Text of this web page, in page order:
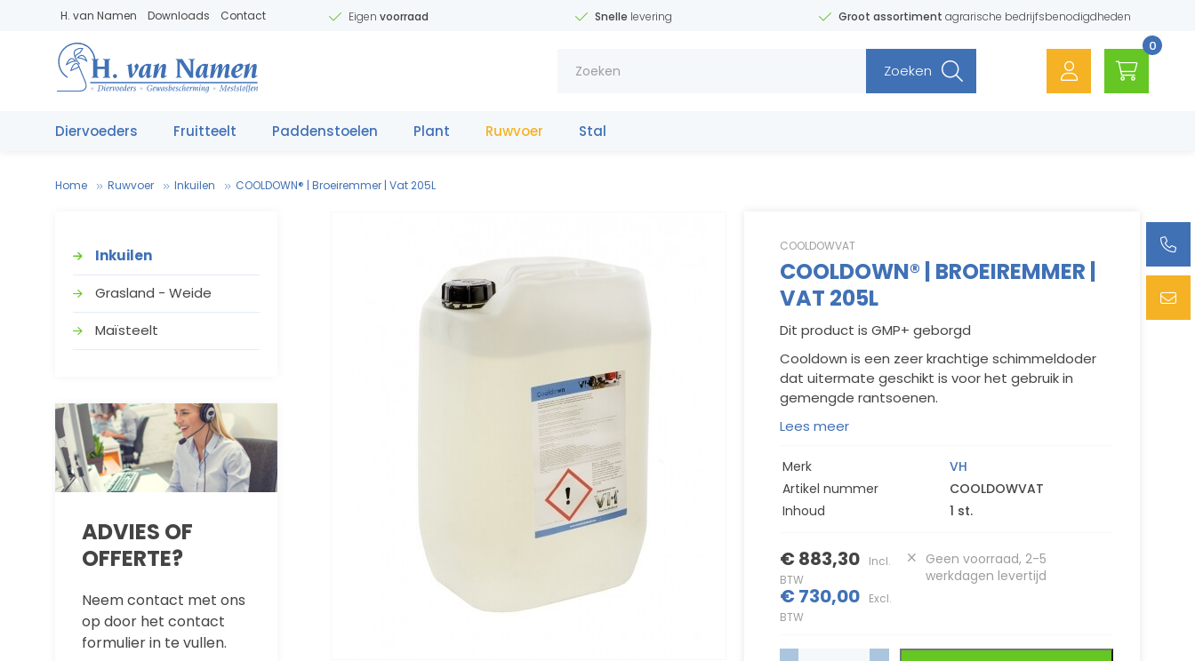
11
Meststo
V
.
31(0)653342 111
H. van Namen Downloads Contact Eigen voorraad Snelle levering Groot assortiment agrarische bedrijfsbenodigdheden
0
Zoeken
Diervoeders Fruitteelt Paddenstoelen Plant Ruwvoer Stal
Home Ruwvoer Inkuilen COOLDOWN® | Broeiremmer | Vat 205L
Inkuilen
Grasland - Weide
Maïsteelt
ADVIES OF
OFFERTE?
Neem contact met ons
op door het contact
formulier in te vullen.
COOLDOWVAT
COOLDOWN® | BROEIREMMER |
VAT 205L
Dit product is GMP+ geborgd
Cooldown is een zeer krachtige schimmeldoder
dat uitermate geschikt is voor het gebruik in
gemengde rantsoenen.
Lees meer
Merk
VH
Artikel nummer
COOLDOWVAT
Inhoud
1 st.
€ 883,30
Incl.
BTW
€ 730,00
Excl.
BTW
Geen voorraad, 2-5
werkdagen levertijd